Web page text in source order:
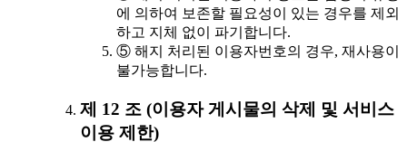
에 의하여 보존할 필요성이 있는 경우를 제외
하고 지체 없이 파기합니다.
⑤ 해지 처리된 이용자번호의 경우, 재사용이
불가능합니다.
제 12 조 (이용자 게시물의 삭제 및 서비스
이용 제한)